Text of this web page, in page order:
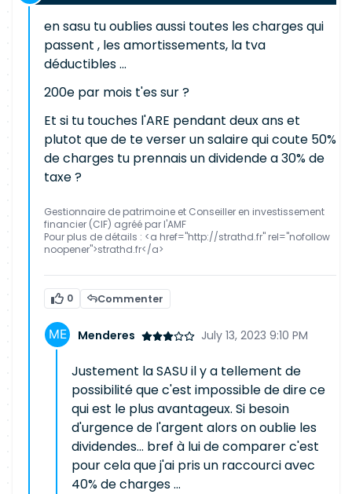
en sasu tu oublies aussi toutes les charges qui
passent , les amortissements, la tva
déductibles ...
200e par mois t'es sur ?
Et si tu touches l'ARE pendant deux ans et
plutot que de te verser un salaire qui coute 50%
de charges tu prennais un dividende a 30% de
taxe ?
Gestionnaire de patrimoine et Conseiller en investissement
financier (CIF) agréé par l'AMF
Pour plus de détails : <a href="http://strathd.fr" rel="nofollow
noopener">strathd.fr</a>
0 Commenter
Menderes July 13, 2023 9:10 PM
Justement la SASU il y a tellement de
possibilité que c'est impossible de dire ce
qui est le plus avantageux. Si besoin
d'urgence de l'argent alors on oublie les
dividendes... bref à lui de comparer c'est
pour cela que j'ai pris un raccourci avec
40% de charges ...